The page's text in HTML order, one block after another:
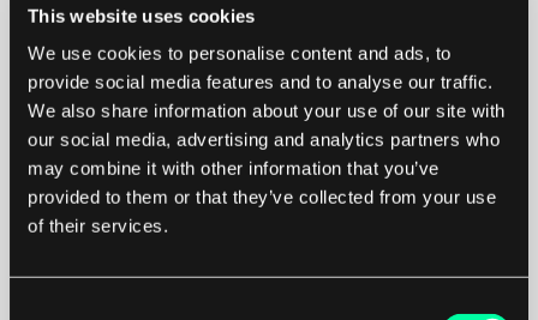
This website uses cookies
We use cookies to personalise content and ads, to
provide social media features and to analyse our traffic.
We also share information about your use of our site with
our social media, advertising and analytics partners who
may combine it with other information that you’ve
provided to them or that they’ve collected from your use
of their services.
Ansible Puppet